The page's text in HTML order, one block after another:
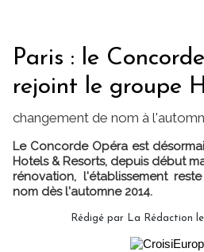
Paris : le
rejoint le groupe
changement de nom à
Le Concorde Opéra est
Hotels & Resorts, depuis début
rénovation, l'établissement
nom dès l'automne 2014.
Rédigé par La Rédaction